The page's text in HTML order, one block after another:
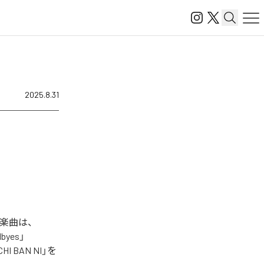
2025.8.31
曲は、
」
BAN NI」を